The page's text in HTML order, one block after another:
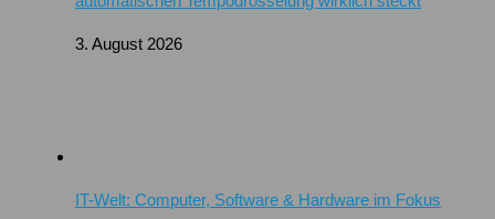
3. August 2026
IT-Welt: Computer, Software & Hardware im Fokus